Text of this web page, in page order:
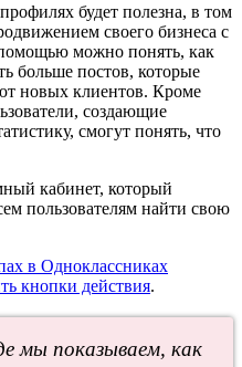
будет полезна, в том
своего бизнеса с
можно понять, как
больше постов, которые
новых клиентов. Кроме
создающие
смогут понять, что
кабинет, который
пользователям найти свою
в Одноклассниках
кнопки действия.
мы показываем, как